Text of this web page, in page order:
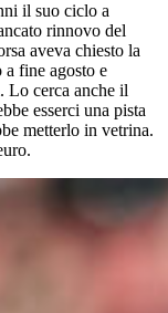
il suo ciclo a
rinnovo del
aveva chiesto la
fine agosto e
Lo cerca anche il
esserci una pista
metterlo in vetrina.